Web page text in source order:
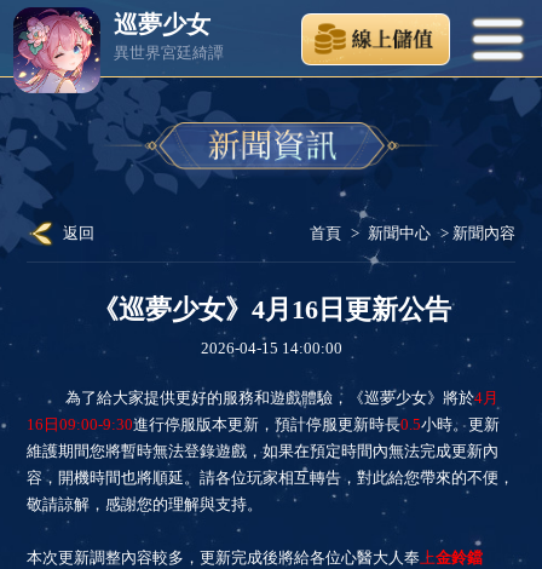
巡夢少女
異世界宮廷綺譚
返回 首頁 > 新聞中心 > 新聞內容
《巡夢少女》4月16日更新公告
2026-04-15 14:00:00
為了給大家提供更好的服務和遊戲體驗，《巡夢少女》將於4月
16 日09:00-9:30進行停服版本更新，預計停服更新時長0.5小時。更新
維護期間您將暫時無法登錄遊戲，如果在預定時間內無法完成更新內
容，開機時間也將順延。請各位玩家相互轉告，對此給您帶來的不便，
敬請諒解，感謝您的理解與支持。
本次更新調整內容較多，更新完成後將給各位心醫大人奉上金鈴鐺